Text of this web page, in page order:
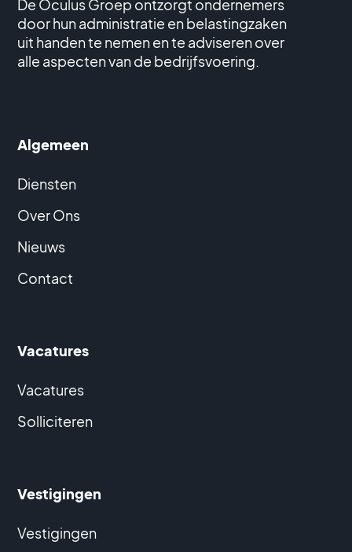
De Oculus Groep ontzorgt ondernemers
door hun administratie en belastingzaken
uit handen te nemen en te adviseren over
alle aspecten van de bedrijfsvoering.
Algemeen
Diensten
Over Ons
Nieuws
Contact
Vacatures
Vacatures
Solliciteren
Vestigingen
Vestigingen